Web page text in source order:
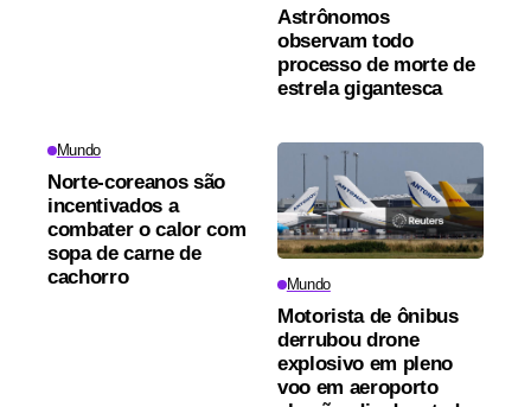
Astrônomos
observam todo
processo de morte de
estrela gigantesca
Mundo
Norte-coreanos são
incentivados a
combater o calor com
sopa de carne de
cachorro
Mundo
Motorista de ônibus
derrubou drone
explosivo em pleno
voo em aeroporto